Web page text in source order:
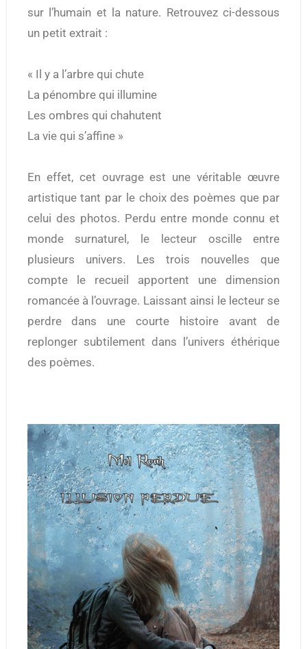
sur l’humain et la nature. Retrouvez ci-dessous
un petit extrait :
« Il y a l’arbre qui chute
La pénombre qui illumine
Les ombres qui chahutent
La vie qui s’affine »
En effet, cet ouvrage est une véritable œuvre
artistique tant par le choix des poèmes que par
celui des photos. Perdu entre monde connu et
monde surnaturel, le lecteur oscille entre
plusieurs univers. Les trois nouvelles que
compte le recueil apportent une dimension
romancée à l’ouvrage. Laissant ainsi le lecteur se
perdre dans une courte histoire avant de
replonger subtilement dans l’univers éthérique
des poèmes.